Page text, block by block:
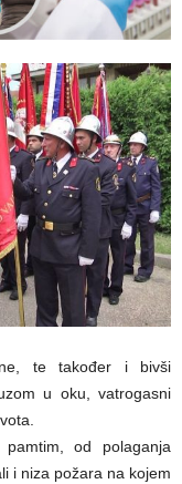
te također i bivši
u oku, vatrogasni
od polaganja
i niza požara na kojem